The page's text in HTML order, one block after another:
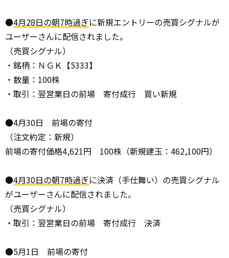
●4月28日の朝7時過ぎに新規エントリーの売買シグナルが
ユーザーさんに配信されました。
（売買シグナル）
・銘柄：ＮＧＫ【5333】
・数量：100株
・取引：翌営業日の前場 寄付成行 買い新規
●4月30日 前場の寄付
（注文約定：新規）
前場の寄付価格4,621円 100株（新規建玉：462,100円）
●4月30日の朝7時過ぎに決済（手仕舞い）の売買シグナル
がユーザーさんに配信されました。
（売買シグナル）
・取引：翌営業日の前場 寄付成行 決済
●5月1日 前場の寄付